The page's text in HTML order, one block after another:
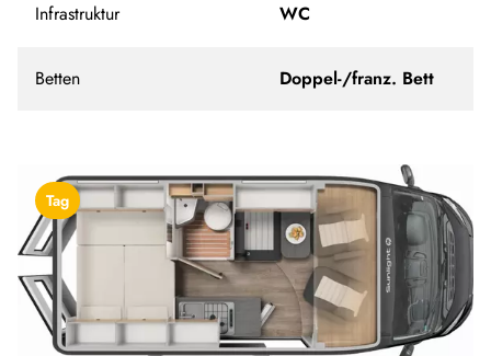
Infrastruktur WC
Betten Doppel-/franz. Bett
Tag